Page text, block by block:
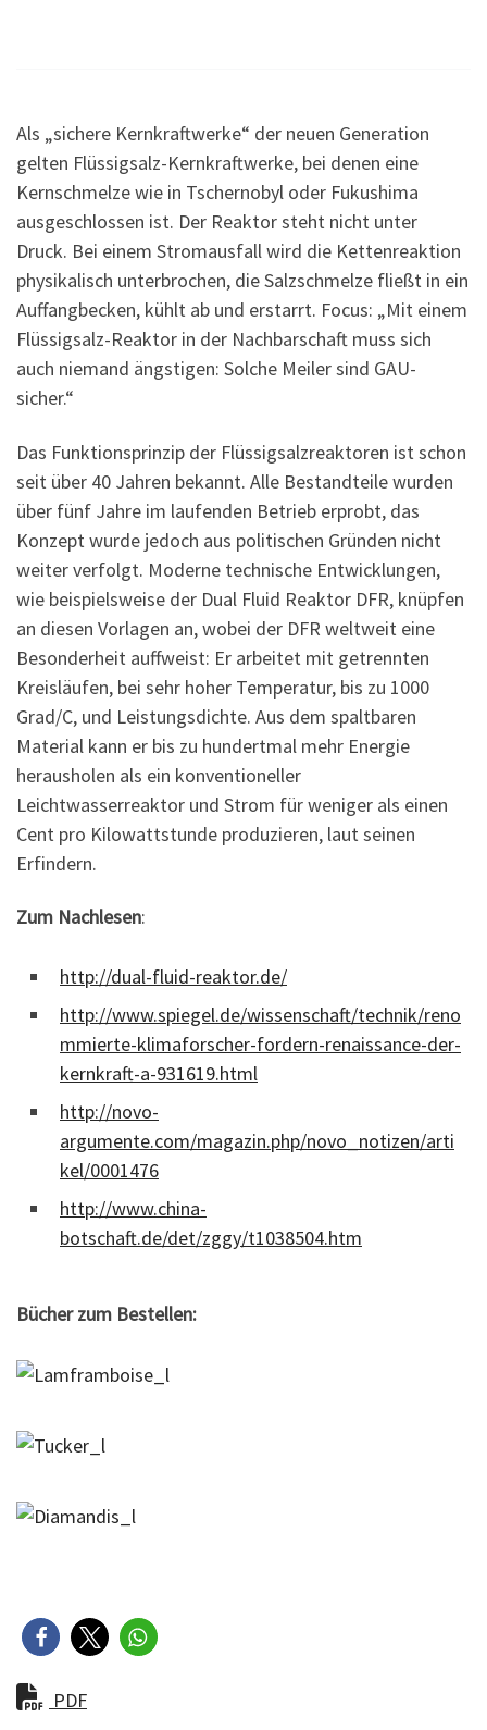
Als „sichere Kernkraftwerke“ der neuen Generation
gelten Flüssigsalz-Kernkraftwerke, bei denen eine
Kernschmelze wie in Tschernobyl oder Fukushima
ausgeschlossen ist. Der Reaktor steht nicht unter
Druck. Bei einem Stromausfall wird die Kettenreaktion
physikalisch unterbrochen, die Salzschmelze fließt in ein
Auffangbecken, kühlt ab und erstarrt. Focus: „Mit einem
Flüssigsalz-Reaktor in der Nachbarschaft muss sich
auch niemand ängstigen: Solche Meiler sind GAU-
sicher.“
Das Funktionsprinzip der Flüssigsalzreaktoren ist schon
seit über 40 Jahren bekannt. Alle Bestandteile wurden
über fünf Jahre im laufenden Betrieb erprobt, das
Konzept wurde jedoch aus politischen Gründen nicht
weiter verfolgt. Moderne technische Entwicklungen,
wie beispielsweise der Dual Fluid Reaktor DFR, knüpfen
an diesen Vorlagen an, wobei der DFR weltweit eine
Besonderheit auffweist: Er arbeitet mit getrennten
Kreisläufen, bei sehr hoher Temperatur, bis zu 1000
Grad/C, und Leistungsdichte. Aus dem spaltbaren
Material kann er bis zu hundertmal mehr Energie
herausholen als ein konventioneller
Leichtwasserreaktor und Strom für weniger als einen
Cent pro Kilowattstunde produzieren, laut seinen
Erfindern.
Zum Nachlesen:
http://dual-fluid-reaktor.de/
http://www.spiegel.de/wissenschaft/technik/reno
mmierte-klimaforscher-fordern-renaissance-der-
kernkraft-a-931619.html
http://novo-
argumente.com/magazin.php/novo_notizen/arti
kel/0001476
http://www.china-
botschaft.de/det/zggy/t1038504.htm
Bücher zum Bestellen:
PDF